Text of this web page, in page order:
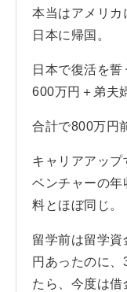
本当はアメリカ
日本に帰国。
日本で復活を
600万円＋弟夫
合計で800万円
キャリアアッ
ベンチャーの年
料とほぼ同じ。
留学前は留学
円あったのに
たら、今度は借